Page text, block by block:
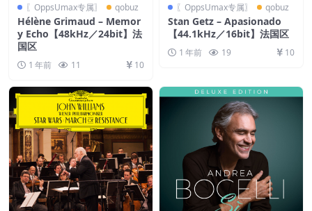
〖OppsUmax专属〗 qobuz
Hélène Grimaud – Memor
y Echo【48kHz／24bit】法
国区
1 年前 11 10
〖OppsUmax专属〗 qobuz
Stan Getz – Apasionado
【44.1kHz／16bit】法国区
1 年前 19 10